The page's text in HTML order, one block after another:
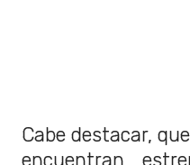
Cabe destacar,
encuentran